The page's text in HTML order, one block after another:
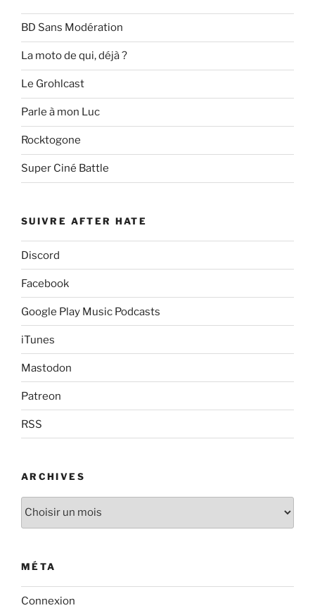
BD Sans Modération
La moto de qui, déjà ?
Le Grohlcast
Parle à mon Luc
Rocktogone
Super Ciné Battle
SUIVRE AFTER HATE
Discord
Facebook
Google Play Music Podcasts
iTunes
Mastodon
Patreon
RSS
ARCHIVES
Archives
MÉTA
Connexion